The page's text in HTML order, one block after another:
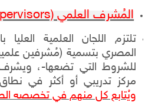
المُشرف العلمي
تلتزم اللجان العلمية
المصري بتسمية (مُشرفين
للشروط التي تضعها-،
مركز تدريبي أو أكثر في
ويُتابع كل منهم في تخصصه